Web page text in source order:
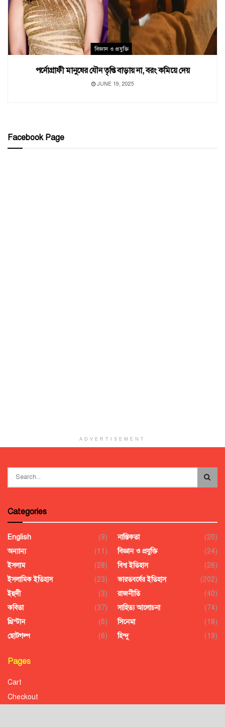
বিজ্ঞান ও প্রযুক্তি
পর্নোগ্রাফী মানুষের যৌন তৃপ্তি বাড়ায় না, বরং কমিয়ে দেয়
JUNE 19, 2025
Facebook Page
ADVERTISEMENT
Categories
English
(9)
অন্যান্য
(11)
ইসলাম
(28)
ইসলামিক ইতিহাস
(23)
ইহুদী
(3)
কবিতা
(37)
খ্রিস্টান
(6)
ছোটগল্প
(6)
নাস্তিকতা
(20)
বিজ্ঞান ও প্রযুক্তি
(24)
বিশ্ব ইতিহাস
(26)
ভারতবর্ষের ইতিহাস
(202)
রাজনীতি
(40)
সাহিত্য আলোচনা
(74)
সিনেমা
(18)
হিন্দু
(19)
Pages
Cart
Checkout